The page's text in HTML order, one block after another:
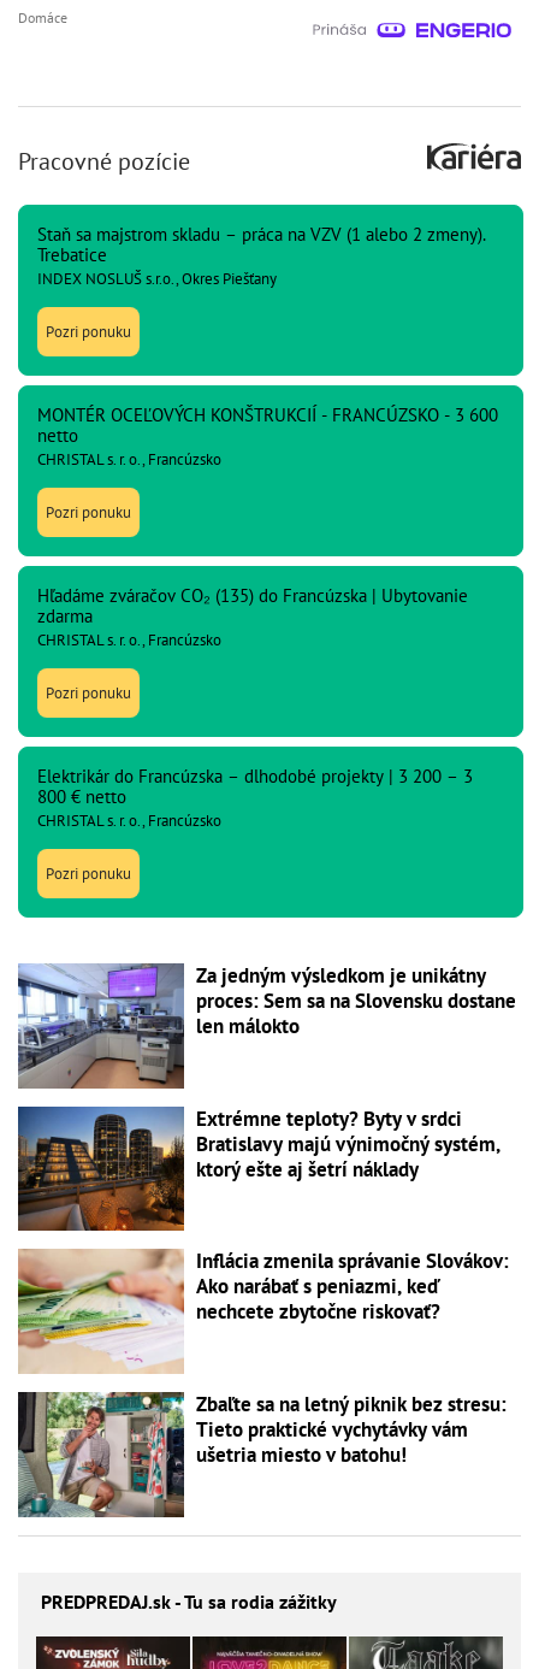
Domáce
Pracovné pozície
Staň sa majstrom skladu – práca na VZV (1 alebo 2 zmeny).
Trebatice
INDEX NOSLUŠ s.r.o., Okres Piešťany
Pozri ponuku
MONTÉR OCEĽOVÝCH KONŠTRUKCIÍ - FRANCÚZSKO - 3 600
netto
CHRISTAL s. r. o., Francúzsko
Pozri ponuku
Hľadáme zváračov CO₂ (135) do Francúzska | Ubytovanie
zdarma
CHRISTAL s. r. o., Francúzsko
Pozri ponuku
Elektrikár do Francúzska – dlhodobé projekty | 3 200 – 3
800 € netto
CHRISTAL s. r. o., Francúzsko
Pozri ponuku
Za jedným výsledkom je unikátny
proces: Sem sa na Slovensku dostane
len málokto
Extrémne teploty? Byty v srdci
Bratislavy majú výnimočný systém,
ktorý ešte aj šetrí náklady
Inflácia zmenila správanie Slovákov:
Ako narábať s peniazmi, keď
nechcete zbytočne riskovať?
Zbaľte sa na letný piknik bez stresu:
Tieto praktické vychytávky vám
ušetria miesto v batohu!
PREDPREDAJ.sk - Tu sa rodia zážitky